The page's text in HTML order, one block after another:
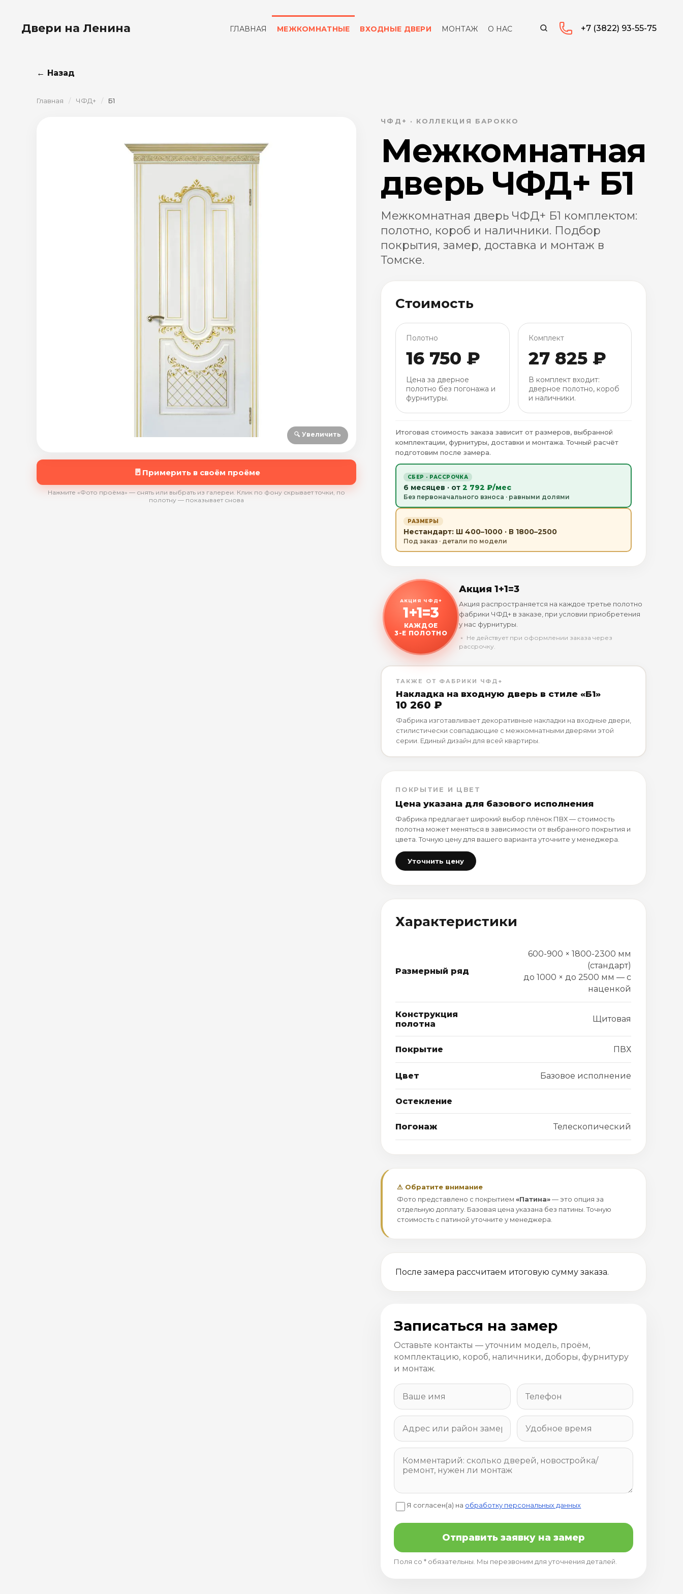
Двери на Ленина ГЛАВНАЯ МЕЖКОМНАТНЫЕ ВХОДНЫЕ ДВЕРИ МОНТАЖ О НАС +7 (3822) 93-55-75
← Назад
Главная / ЧФД+ / Б1
🔍 Увеличить
🚪 Примерить в своём проёме
Нажмите «Фото проёма» — снять или выбрать из галереи. Клик по фону скрывает точки, по
полотну — показывает снова
ЧФД+ · КОЛЛЕКЦИЯ БАРОККО
Межкомнатная
дверь ЧФД+ Б1
Межкомнатная дверь ЧФД+ Б1 комплектом:
полотно, короб и наличники. Подбор
покрытия, замер, доставка и монтаж в
Томске.
Стоимость
Полотно
16 750 ₽
Цена за дверное
полотно без погонажа и
фурнитуры.
Комплект
27 825 ₽
В комплект входит:
дверное полотно, короб
и наличники.
Итоговая стоимость заказа зависит от размеров, выбранной
комплектации, фурнитуры, доставки и монтажа. Точный расчёт
подготовим после замера.
СБЕР · РАССРОЧКА
6 месяцев · от 2 792 ₽/мес
Без первоначального взноса · равными долями
РАЗМЕРЫ
Нестандарт: Ш 400–1000 · В 1800–2500
Под заказ · детали по модели
АКЦИЯ ЧФД+
1+1=3
КАЖДОЕ
3-Е ПОЛОТНО
Акция 1+1=3
Акция распространяется на каждое третье полотно
фабрики ЧФД+ в заказе, при условии приобретения
у нас фурнитуры.
﹡ Не действует при оформлении заказа через
рассрочку.
ТАКЖЕ ОТ ФАБРИКИ ЧФД+
Накладка на входную дверь в стиле «Б1»
10 260 ₽
Фабрика изготавливает декоративные накладки на входные двери,
стилистически совпадающие с межкомнатными дверями этой
серии. Единый дизайн для всей квартиры.
ПОКРЫТИЕ И ЦВЕТ
Цена указана для базового исполнения
Фабрика предлагает широкий выбор плёнок ПВХ — стоимость
полотна может меняться в зависимости от выбранного покрытия и
цвета. Точную цену для вашего варианта уточните у менеджера.
Уточнить цену
Характеристики
Размерный ряд
600-900 × 1800-2300 мм
(стандарт)
до 1000 × до 2500 мм — с
наценкой
Конструкция
полотна
Щитовая
Покрытие ПВХ
Цвет Базовое исполнение
Остекление
Погонаж Телескопический
⚠ Обратите внимание
Фото представлено с покрытием«Патина»— это опция за
отдельную доплату. Базовая цена указана без патины. Точную
стоимость с патиной уточните у менеджера.
После замера рассчитаем итоговую сумму заказа.
Записаться на замер
Оставьте контакты — уточним модель, проём,
комплектацию, короб, наличники, доборы, фурнитуру
и монтаж.
Я согласен(а) на обработку персональных данных
Отправить заявку на замер
Поля со * обязательны. Мы перезвоним для уточнения деталей.